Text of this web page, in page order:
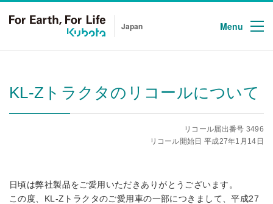
Japan Menu
KL-Zトラクタのリコールについて
リコール届出番号 3496
リコール開始日 平成27年1月14日
日頃は弊社製品をご愛用いただきありがとうございます。
この度、KL-Zトラクタのご愛用車の一部につきまして、平成27